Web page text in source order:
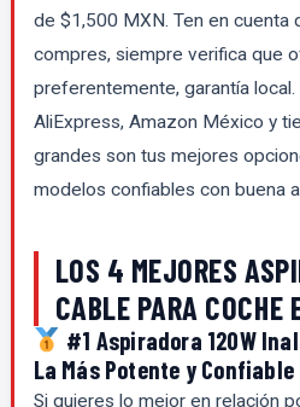
de $1,500 MXN. Ten en cuenta
compres, siempre verifica que
preferentemente, garantía
AliExpress, Amazon México y
grandes son tus mejores
modelos confiables con buena
LOS 4 MEJORES
CABLE PARA
#1 Aspiradora 120W
La Más Potente y Confiable
Si quieres lo mejor en relación